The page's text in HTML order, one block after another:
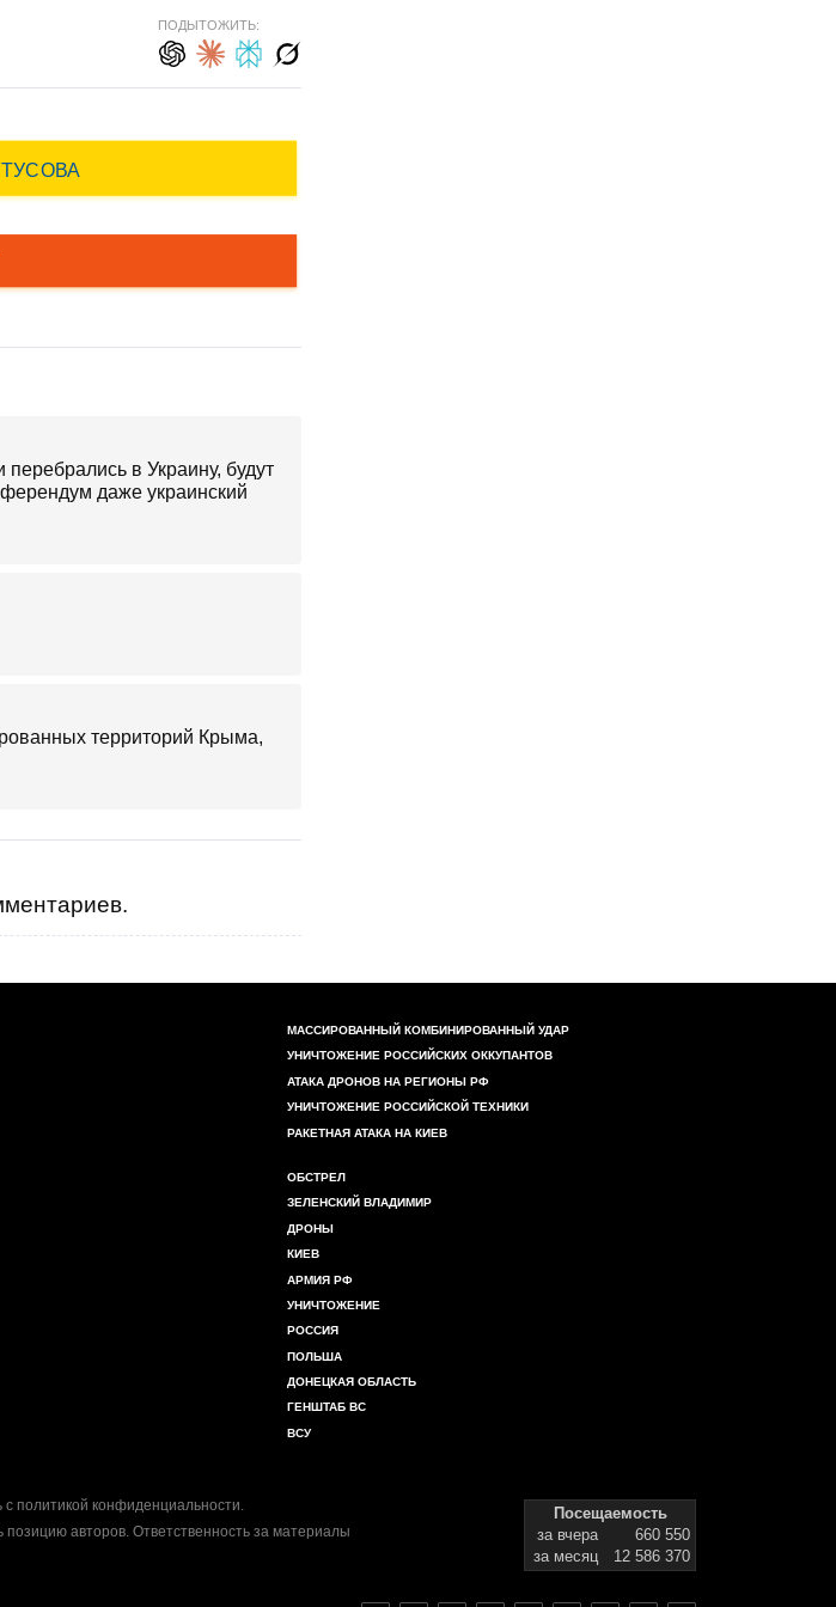
ПОДЫТОЖИТЬ:
в Украину, будут
даже украинский
территорий Крыма,
МАССИРОВАННЫЙ КОМБИНИРОВАННЫЙ УДАР
УНИЧТОЖЕНИЕ РОССИЙСКИХ ОККУПАНТОВ
АТАКА ДРОНОВ НА РЕГИОНЫ РФ
УНИЧТОЖЕНИЕ РОССИЙСКОЙ ТЕХНИКИ
РАКЕТНАЯ АТАКА НА КИЕВ
ОБСТРЕЛ
ЗЕЛЕНСКИЙ ВЛАДИМИР
ДРОНЫ
КИЕВ
АРМИЯ РФ
УНИЧТОЖЕНИЕ
РОССИЯ
ПОЛЬША
ДОНЕЦКАЯ ОБЛАСТЬ
ГЕНШТАБ ВС
ВСУ
с политикой конфиденциальности.
авторов. Ответственность за материалы
Посещаемость
за вчера
660 550
за месяц
12 586 370